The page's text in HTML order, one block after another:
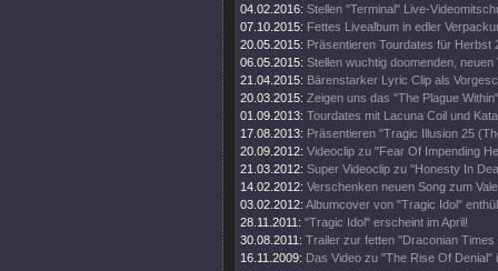
04.02.2016: Stellen "Terminal" Live-
07.10.2015: Fettes Livealbum in edler
20.05.2015: Präsentieren Tourdates für Herbst
06.05.2015: Stellen wuchtig doomenden, neuen
21.04.2015: Bärenstarker Lyric Clip als
20.03.2015: Zeigen uns das "The Plague
01.09.2013: Tourdates mit Lacuna Coil und
17.08.2013: Präsentieren "Tragic Illusion 25
20.09.2012: Videoclip zu "Fear Of Impending
21.03.2012: Super Videoclip zu "Honesty In
14.02.2012: Verschenken neuen Song zum
03.02.2012: Albumcover von "Tragic Idol"
28.11.2011: "Tragic Idol" erscheint im April!
30.08.2011: Trailer zur fetten "Draconian Times
16.11.2009: Das Video zu "The Rise Of Denial"